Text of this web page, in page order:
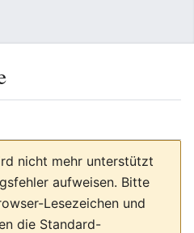
nicht mehr unterstützt
aufweisen. Bitte
Lesezeichen und
die Standard-